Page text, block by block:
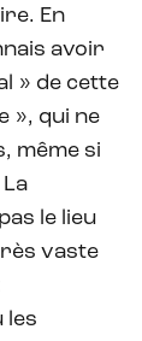
En
avoir
» de cette
», qui ne
même si
le lieu
vaste
les